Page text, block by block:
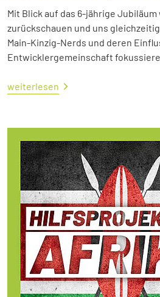
Mit Blick auf das 6-jährige
zurückschauen und uns
Main-Kinzig-Nerds und deren
Entwicklergemeinschaft
weiterlesen